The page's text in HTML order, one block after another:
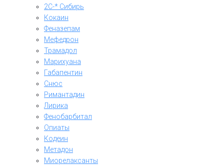
2C-* Сибирь
Кокаин
Феназепам
Мефедрон
Трамадол
Марихуана
Габапентин
Снюс
Римантадин
Лирика
Фенобарбитал
Опиаты
Кодеин
Метадон
Миорелаксанты